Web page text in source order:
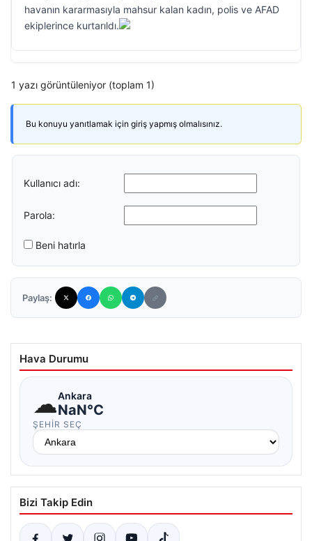
havanın kararmasıyla mahsur kalan kadın, polis ve AFAD
ekiplerince kurtarıldı.
1 yazı görüntüleniyor (toplam 1)
Bu konuyu yanıtlamak için giriş yapmış olmalısınız.
Kullanıcı adı:
Parola:
Beni hatırla
Paylaş:
Hava Durumu
☁Ankara
NaN°C
ŞEHIR SEÇ
Bizi Takip Edin